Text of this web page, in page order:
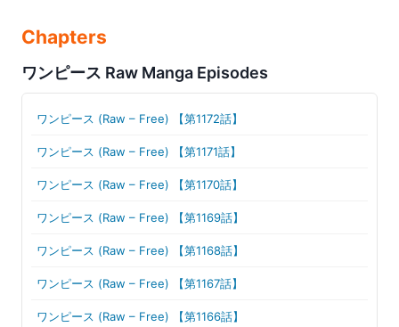
Chapters
ワンピース Raw Manga Episodes
ワンピース (Raw – Free) 【第1172話】
ワンピース (Raw – Free) 【第1171話】
ワンピース (Raw – Free) 【第1170話】
ワンピース (Raw – Free) 【第1169話】
ワンピース (Raw – Free) 【第1168話】
ワンピース (Raw – Free) 【第1167話】
ワンピース (Raw – Free) 【第1166話】